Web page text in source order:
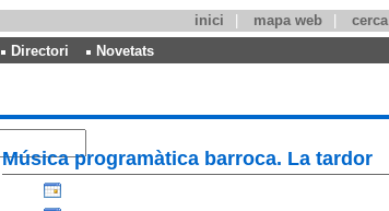
inici mapa web cerca
Directori Novetats
Música programàtica barroca. La tardor